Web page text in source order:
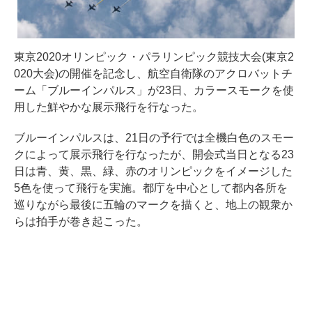
東京2020オリンピック・パラリンピック競技大会(東京2
020大会)の開催を記念し、航空自衛隊のアクロバットチ
ーム「ブルーインパルス」が23日、カラースモークを使
用した鮮やかな展示飛行を行なった。
ブルーインパルスは、21日の予行では全機白色のスモー
クによって展示飛行を行なったが、開会式当日となる23
日は青、黄、黒、緑、赤のオリンピックをイメージした
5色を使って飛行を実施。都庁を中心として都内各所を
巡りながら最後に五輪のマークを描くと、地上の観衆か
らは拍手が巻き起こった。